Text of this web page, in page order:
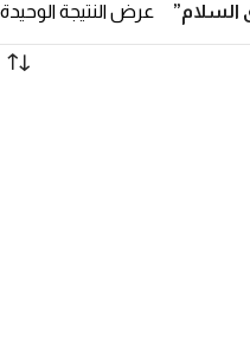
عرض النتيجة الوحيدة